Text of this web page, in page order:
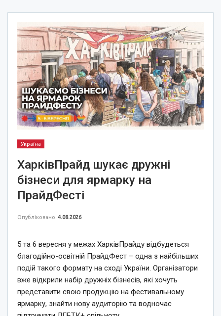
Україна
ХарківПрайд шукає дружні
бізнеси для ярмарку на
ПрайдФесті
Опубліковано 4.08.2026
5 та 6 вересня у межах ХарківПрайду відбудеться
благодійно-освітній ПрайдФест – одна з найбільших
подій такого формату на сході України. Організатори
вже відкрили набір дружніх бізнесів, які хочуть
представити свою продукцію на фестивальному
ярмарку, знайти нову аудиторію та водночас